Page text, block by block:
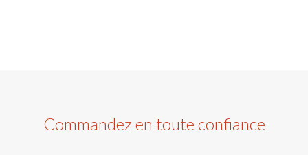
Commandez en toute confiance